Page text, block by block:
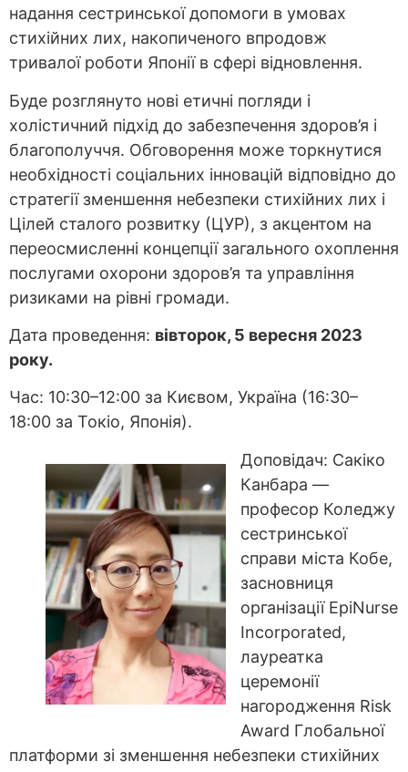
надання сестринської допомоги в умовах
стихійних лих, накопиченого впродовж
тривалої роботи Японії в сфері відновлення.
Буде розглянуто нові етичні погляди і
холістичний підхід до забезпечення здоров’я і
благополуччя. Обговорення може торкнутися
необхідності соціальних інновацій відповідно до
стратегії зменшення небезпеки стихійних лих і
Цілей сталого розвитку (ЦУР), з акцентом на
переосмисленні концепції загального охоплення
послугами охорони здоров’я та управління
ризиками на рівні громади.
Дата проведення: вівторок, 5 вересня 2023
року.
Час: 10:30–12:00 за Києвом, Україна (16:30–
18:00 за Токіо, Японія).
Доповідач: Сакіко
Канбара —
професор Коледжу
сестринської
справи міста Кобе,
засновниця
організації EpiNurse
Incorporated,
лауреатка
церемонії
нагородження Risk
Award Глобальної
платформи зі зменшення небезпеки стихійних